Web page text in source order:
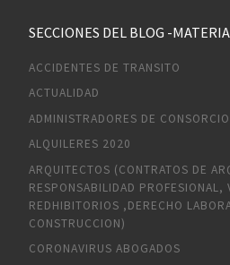
SECCIONES DEL BLOG -
ACCIDENTES DE TRANSITO
ACTUALIDAD
ADMINISTRADORES DE CONSORCIO
ALQUILERES 2020
ARQUITECTOS (CONTRATOS DE
RESPONSABILIDAD PROFESIONAL,
REDHIBITORIOS ,DERECHO
CONSTRUCCION)
CORONAVIRUS ABOGADOS